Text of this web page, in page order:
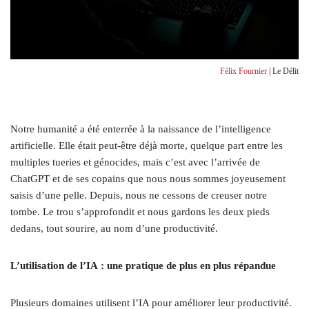
Félix Fournier | Le Délit
Notre humanité a été enterrée à la naissance de l’intelligence
artificielle. Elle était peut-être déjà morte, quelque part entre les
multiples tueries et génocides, mais c’est avec l’arrivée de
ChatGPT et de ses copains que nous nous sommes joyeusement
saisis d’une pelle. Depuis, nous ne cessons de creuser notre
tombe. Le trou s’approfondit et nous gardons les deux pieds
dedans, tout sourire, au nom d’une productivité.
L’utilisation de l’IA : une pratique de plus en plus répandue
Plusieurs domaines utilisent l’IA pour améliorer leur productivité.